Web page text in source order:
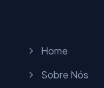
Home
Sobre Nós